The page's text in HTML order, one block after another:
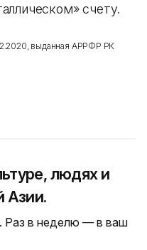
счету.
выданная АРРФР РК
людях и
Азии.
Раз в неделю — в ваш